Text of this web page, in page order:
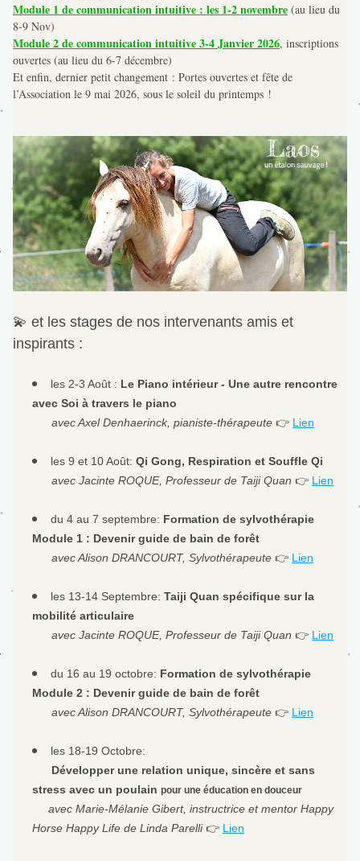
Module 1 de communication intuitive : les 1-2 novembre (au lieu du
8-9 Nov)
Module 2 de communication intuitive 3-4 Janvier 2026, inscriptions
ouvertes (au lieu du 6-7 décembre)
Et enfin, dernier petit changement : Portes ouvertes et fête de
l’Association le 9 mai 2026, sous le soleil du printemps !
💫 et les stages de nos intervenants amis et
inspirants :
les 2-3 Août : Le Piano intérieur - Une autre rencontre
avec Soi à travers le piano
      avec Axel Denhaerinck, pianiste-thérapeute
👉 Lien
les 9 et 10 Août: Qi Gong, Respiration et Souffle Qi
      avec Jacinte ROQUE, Professeur de Taiji Quan
👉 Lien
du 4 au 7 septembre: Formation de sylvothérapie
Module 1 : Devenir guide de bain de forêt
      avec Alison DRANCOURT, Sylvothérapeute
👉 Lien
les 13-14 Septembre: Taiji Quan spécifique sur la
mobilité articulaire
      avec Jacinte ROQUE, Professeur de Taiji Quan
👉 Lien
du 16 au 19 octobre: Formation de sylvothérapie
Module 2 : Devenir guide de bain de forêt
      avec Alison DRANCOURT, Sylvothérapeute
👉 Lien
les 18-19 Octobre:
Développer une relation unique, sincère et sans
stress avec un poulain pour une éducation en douceur
Horse Happy Life de Linda Parelli 👉 Lien